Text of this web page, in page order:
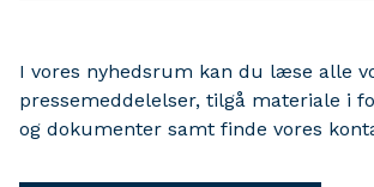
I vores nyhedsrum kan du læse alle
pressemeddelelser, tilgå materiale i
og dokumenter samt finde vores